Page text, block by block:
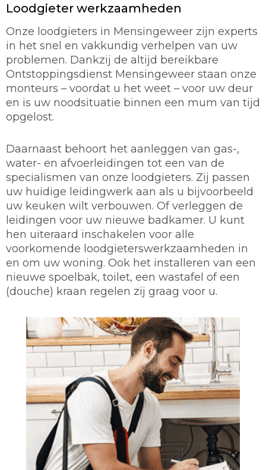
Loodgieter werkzaamheden
Onze loodgieters in Mensingeweer zijn experts
in het snel en vakkundig verhelpen van uw
problemen. Dankzij de altijd bereikbare
Ontstoppingsdienst Mensingeweer staan onze
monteurs – voordat u het weet – voor uw deur
en is uw noodsituatie binnen een mum van tijd
opgelost.
Daarnaast behoort het aanleggen van gas-,
water- en afvoerleidingen tot een van de
specialismen van onze loodgieters. Zij passen
uw huidige leidingwerk aan als u bijvoorbeeld
uw keuken wilt verbouwen. Of verleggen de
leidingen voor uw nieuwe badkamer. U kunt
hen uiteraard inschakelen voor alle
voorkomende loodgieterswerkzaamheden in
en om uw woning. Ook het installeren van een
nieuwe spoelbak, toilet, een wastafel of een
(douche) kraan regelen zij graag voor u.